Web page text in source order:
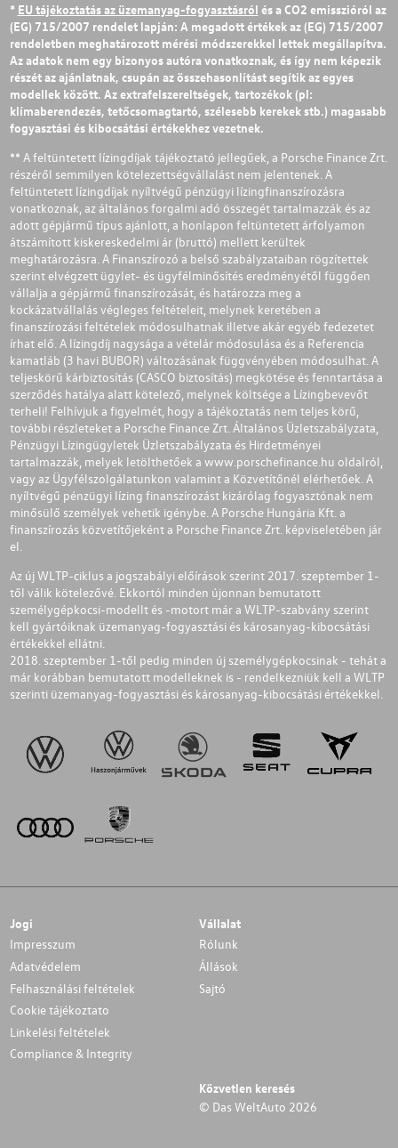
* EU tájékoztatás az üzemanyag-fogyasztásról és a CO2 emisszióról az
(EG) 715/2007 rendelet lapján: A megadott értékek az (EG) 715/2007
rendeletben meghatározott mérési módszerekkel lettek megállapítva.
Az adatok nem egy bizonyos autóra vonatkoznak, és így nem képezik
részét az ajánlatnak, csupán az összehasonlítást segítik az egyes
modellek között. Az extrafelszereltségek, tartozékok (pl:
klímaberendezés, tetőcsomagtartó, szélesebb kerekek stb.) magasabb
fogyasztási és kibocsátási értékekhez vezetnek.
** A feltüntetett lízingdíjak tájékoztató jellegűek, a Porsche Finance Zrt.
részéről semmilyen kötelezettségvállalást nem jelentenek. A
feltüntetett lízingdíjak nyíltvégű pénzügyi lízingfinanszírozásra
vonatkoznak, az általános forgalmi adó összegét tartalmazzák és az
adott gépjármű típus ajánlott, a honlapon feltüntetett árfolyamon
átszámított kiskereskedelmi ár (bruttó) mellett kerültek
meghatározásra. A Finanszírozó a belső szabályzataiban rögzítettek
szerint elvégzett ügylet- és ügyfélminősítés eredményétől függően
vállalja a gépjármű finanszírozását, és határozza meg a
kockázatvállalás végleges feltételeit, melynek keretében a
finanszírozási feltételek módosulhatnak illetve akár egyéb fedezetet
írhat elő. A lízingdíj nagysága a vételár módosulása és a Referencia
kamatláb (3 havi BUBOR) változásának függvényében módosulhat. A
teljeskörű kárbiztosítás (CASCO biztosítás) megkötése és fenntartása a
szerződés hatálya alatt kötelező, melynek költsége a Lízingbevevőt
terheli! Felhívjuk a figyelmét, hogy a tájékoztatás nem teljes körű,
további részleteket a Porsche Finance Zrt. Általános Üzletszabályzata,
Pénzügyi Lízingügyletek Üzletszabályzata és Hirdetményei
tartalmazzák, melyek letölthetőek a www.porschefinance.hu oldalról,
vagy az Ügyfélszolgálatunkon valamint a Közvetítőnél elérhetőek. A
nyíltvégű pénzügyi lízing finanszírozást kizárólag fogyasztónak nem
minősülő személyek vehetik igénybe. A Porsche Hungária Kft. a
finanszírozás közvetítőjeként a Porsche Finance Zrt. képviseletében jár
el.
Az új WLTP-ciklus a jogszabályi előírások szerint 2017. szeptember 1-
től válik kötelezővé. Ekkortól minden újonnan bemutatott
személygépkocsi-modellt és -motort már a WLTP-szabvány szerint
kell gyártóiknak üzemanyag-fogyasztási és károsanyag-kibocsátási
értékekkel ellátni.
2018. szeptember 1-től pedig minden új személygépkocsinak - tehát a
már korábban bemutatott modelleknek is - rendelkezniük kell a WLTP
szerinti üzemanyag-fogyasztási és károsanyag-kibocsátási értékekkel.
Jogi
Impresszum
Adatvédelem
Felhasználási feltételek
Cookie tájékoztato
Linkelési feltételek
Compliance & Integrity
Vállalat
Rólunk
Állások
Sajtó
Közvetlen keresés
© Das WeltAuto 2026